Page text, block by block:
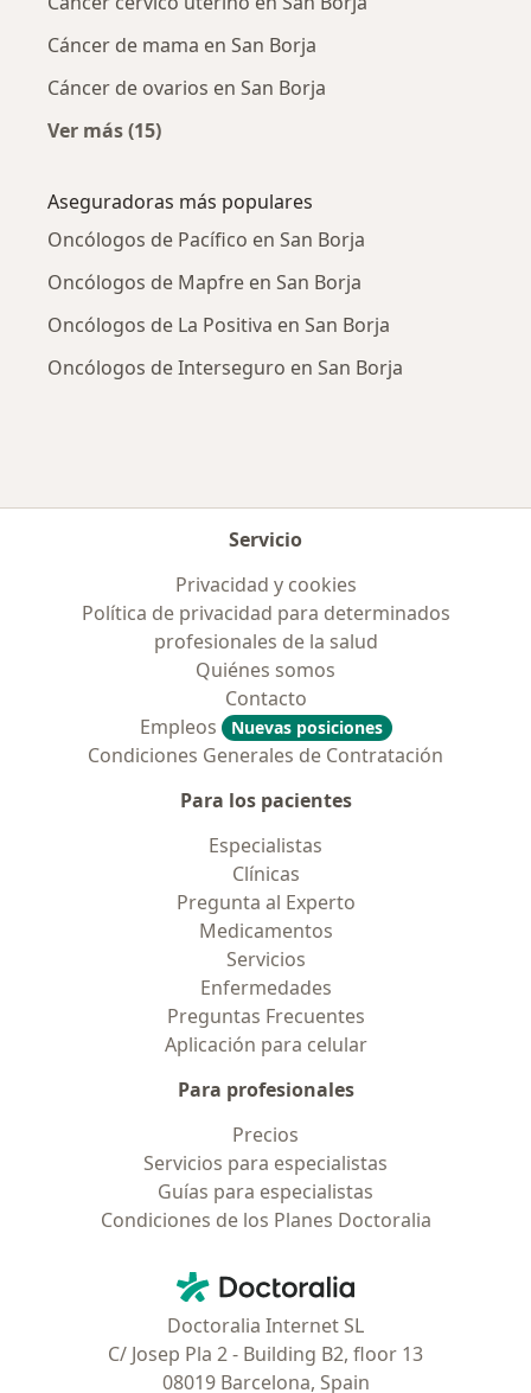
Cáncer de mama en San Borja
Cáncer de ovarios en San Borja
Ver más (15)
Aseguradoras más populares
Oncólogos de Pacífico en San Borja
Oncólogos de Mapfre en San Borja
Oncólogos de La Positiva en San Borja
Oncólogos de Interseguro en San Borja
Servicio
Privacidad y cookies
Política de privacidad para determinados
profesionales de la salud
Quiénes somos
Contacto
Empleos
Nuevas posiciones
Condiciones Generales de Contratación
Para los pacientes
Especialistas
Clínicas
Pregunta al Experto
Medicamentos
Servicios
Enfermedades
Preguntas Frecuentes
Aplicación para celular
Para profesionales
Precios
Servicios para especialistas
Guías para especialistas
Condiciones de los Planes Doctoralia
Doctoralia - Página de inicio
Doctoralia Internet SL
C/ Josep Pla 2 - Building B2, floor 13
08019 Barcelona, Spain